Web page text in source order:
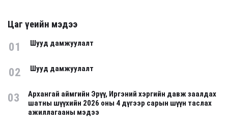
Цаг үеийн мэдээ
01 Шууд дамжуулалт
02 Шууд дамжуулалт
03
Архангай аймгийн Эрүү, Иргэний хэргийн давж заалдах
шатны шүүхийн 2026 оны 4 дүгээр сарын шүүн таслах
ажиллагааны мэдээ